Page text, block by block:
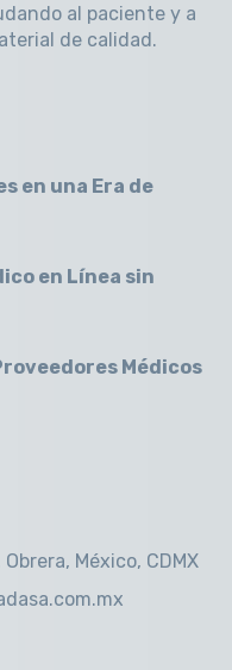
al paciente y a
de calidad.
en una Era de
en Línea sin
Médicos
México, CDMX